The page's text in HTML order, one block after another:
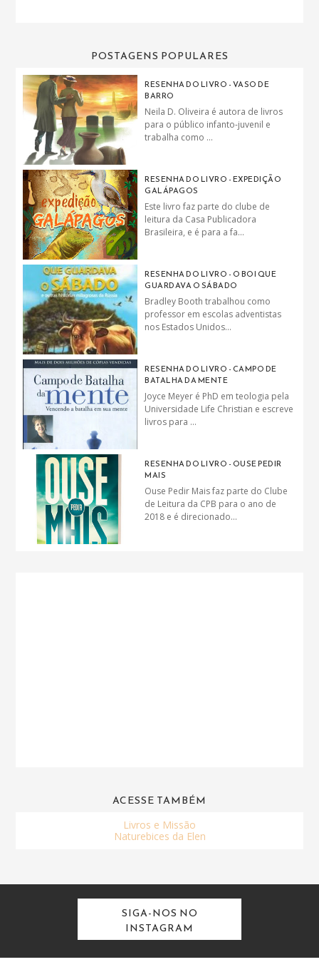
POSTAGENS POPULARES
RESENHA DO LIVRO - VASO DE
BARRO
Neila D. Oliveira é autora de livros
para o público infanto-juvenil e
trabalha como ...
RESENHA DO LIVRO - EXPEDIÇÃO
GALÁPAGOS
Este livro faz parte do clube de
leitura da Casa Publicadora
Brasileira, e é para a fa...
RESENHA DO LIVRO - O BOI QUE
GUARDAVA O SÁBADO
Bradley Booth trabalhou como
professor em escolas adventistas
nos Estados Unidos...
RESENHA DO LIVRO - CAMPO DE
BATALHA DA MENTE
Joyce Meyer é PhD em teologia pela
Universidade Life Christian e escreve
livros para ...
RESENHA DO LIVRO - OUSE PEDIR
MAIS
Ouse Pedir Mais faz parte do Clube
de Leitura da CPB para o ano de
2018 e é direcionado...
ACESSE TAMBÉM
Livros e Missão
Naturebices da Elen
SIGA-NOS NO
INSTAGRAM